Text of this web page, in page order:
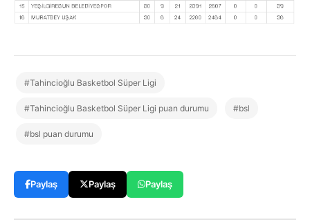
#Tahincioğlu Basketbol Süper Ligi
#Tahincioğlu Basketbol Süper Ligi puan durumu #bsl
#bsl puan durumu
Paylaş Paylaş Paylaş